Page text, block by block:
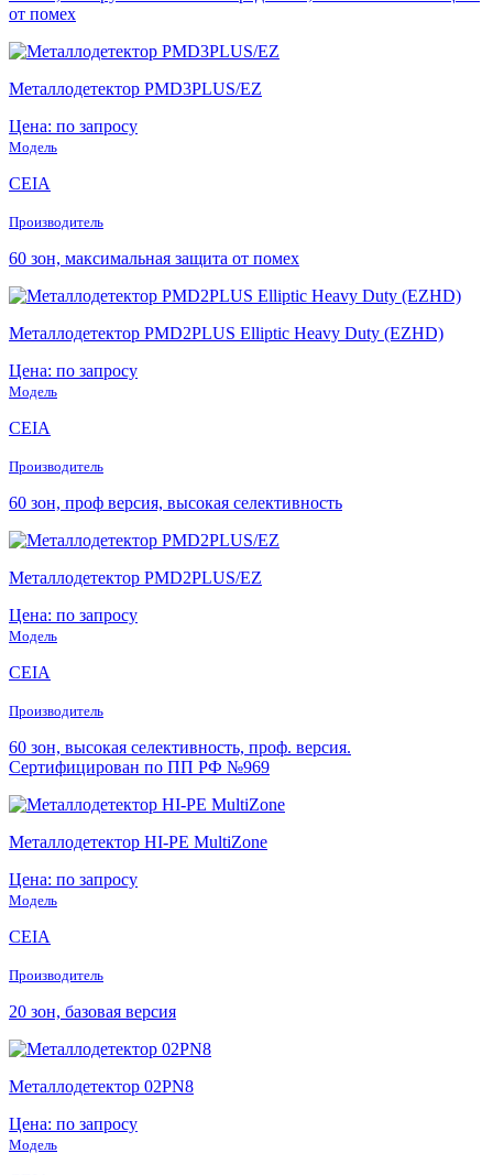
от помех
Металлодетектор PMD3PLUS/EZ
Цена: по запросу
Модель
CEIA
Производитель
60 зон, максимальная защита от помех
Металлодетектор PMD2PLUS Elliptic Heavy Duty (EZHD)
Цена: по запросу
Модель
CEIA
Производитель
60 зон, проф версия, высокая селективность
Металлодетектор PMD2PLUS/EZ
Цена: по запросу
Модель
CEIA
Производитель
60 зон, высокая селективность, проф. версия.
Сертифицирован по ПП РФ №969
Металлодетектор HI-PE MultiZone
Цена: по запросу
Модель
CEIA
Производитель
20 зон, базовая версия
Металлодетектор 02PN8
Цена: по запросу
Модель